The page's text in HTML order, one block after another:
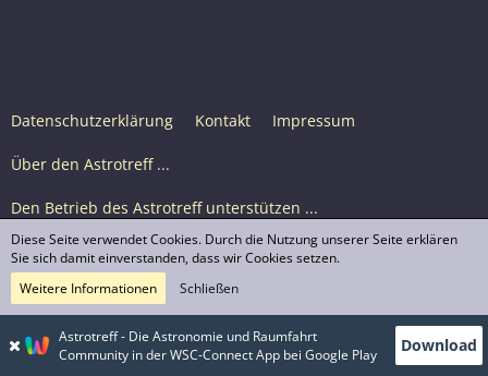
Datenschutzerklärung Kontakt Impressum
Über den Astrotreff ...
Den Betrieb des Astrotreff unterstützen ...
Nutzungsbedingungen
© Astrotreff 2001-2026, lizenziert unter CC BY-SA,
sofern für einzelne Inhalte nicht anders angegeben
Astrotreff - Die Astronomie und Raumfahrt
Community in der WSC-Connect App bei Google Play
Download
Diese Seite verwendet Cookies. Durch die Nutzung unserer Seite erklären
Sie sich damit einverstanden, dass wir Cookies setzen.
Weitere Informationen
Schließen